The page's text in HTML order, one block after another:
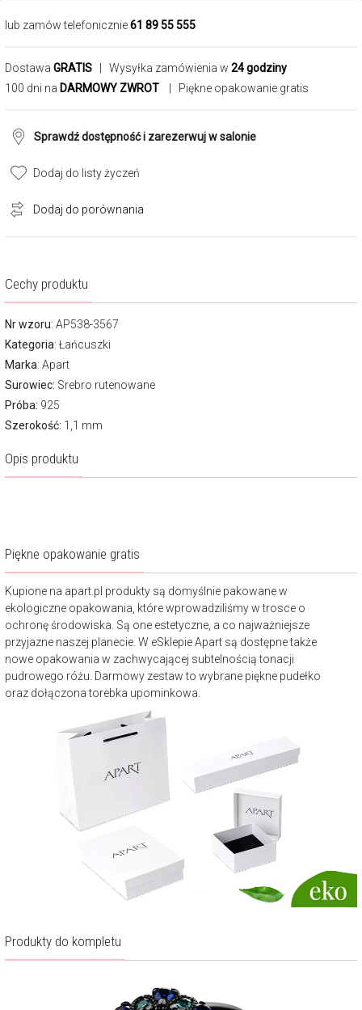
lub zamów telefonicznie61 89 55 555
Dostawa GRATIS | Wysyłka zamówienia w 24 godziny
100 dni na DARMOWY ZWROT | Piękne opakowanie gratis
Sprawdź dostępność i zarezerwuj w salonie
Dodaj do listy życzeń
Dodaj do porównania
Cechy produktu
Nr wzoru: AP538-3567
Kategoria: Łańcuszki
Marka: Apart
Surowiec: Srebro rutenowane
Próba: 925
Szerokość: 1,1 mm
Opis produktu
Piękne opakowanie gratis
Kupione na apart.pl produkty są domyślnie pakowane w
ekologiczne opakowania, które wprowadziliśmy w trosce o
ochronę środowiska. Są one estetyczne, a co najważniejsze
przyjazne naszej planecie. W eSklepie Apart są dostępne także
nowe opakowania w zachwycającej subtelnością tonacji
pudrowego różu. Darmowy zestaw to wybrane piękne pudełko
oraz dołączona torebka upominkowa.
Produkty do kompletu